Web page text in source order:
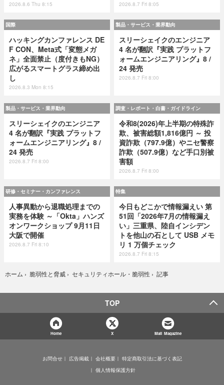
2026.8.6 Thu 8:15 2026.8.7 Fri 8:05
国際
ハッキングカンファレンス DE
F CON、Meta式「変態メガ
ネ」全面禁止（度付きもNG）
広がるスマートグラス締め出
し
2026.8.3 Mon 8:15
製品・サービス・業界動向
スリーシェイクのエンジニア
4 名が翻訳『実践 プラットフ
ォームエンジニアリング』8 /
24 発売
2026.8.7 Fri 8:00
製品・サービス・業界動向
スリーシェイクのエンジニア
4 名が翻訳『実践 プラットフ
ォームエンジニアリング』8 /
24 発売
2026.8.7 Fri 8:00
調査・レポート・白書・ガイドライン
令和8(2026)年上半期の特殊詐
欺、被害総額1,816億円 ～ 投
資詐欺（797.9億）やニセ警察
詐欺（507.9億）など手口別被
害額
2026.8.7 Fri 8:00
研修・セミナー・カンファレンス
人事異動から退職処理までの
実務を体験 ～「Okta」ハンズ
オンワークショップ 9月11日
大阪で開催
2026.8.7 Fri 8:10
特集
今日もどこかで情報漏えい 第
51回「2026年7月の情報漏え
い」三重県、陸自インシデン
トを他山の石として USB メモ
リ 1 万個チェック
2026.8.7 Fri 8:15
ホーム › 脆弱性と脅威 › セキュリティホール・脆弱性 › 記事
TOP
Home X Mail Magazine
お問合せ 広告掲載 会社概要
特定商取引法に基づく表記
個人情報保護方針